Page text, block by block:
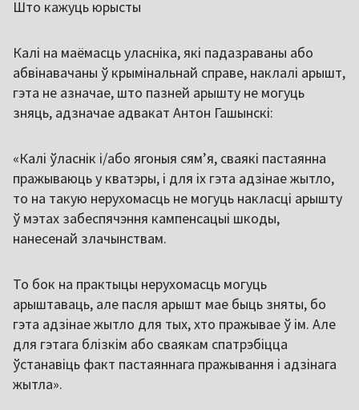
Што кажуць юрысты
Калі на маёмасць уласніка, які падазраваны або
абвінавачаны ў крымінальнай справе, наклалі арышт,
гэта не азначае, што пазней арышту не могуць
зняць, адзначае адвакат Антон Гашынскі:
«Калі ўласнік і/або ягоныя сям’я, сваякі пастаянна
пражываюць у кватэры, і для іх гэта адзінае жытло,
то на такую нерухомасць не могуць накласці арышту
ў мэтах забеспячэння кампенсацыі шкоды,
нанесенай злачынствам.
То бок на практыцы нерухомасць могуць
арыштаваць, але пасля арышт мае быць зняты, бо
гэта адзінае жытло для тых, хто пражывае ў ім. Але
для гэтага блізкім або сваякам спатрэбіцца
ўстанавіць факт пастаяннага пражывання і адзінага
жытла».